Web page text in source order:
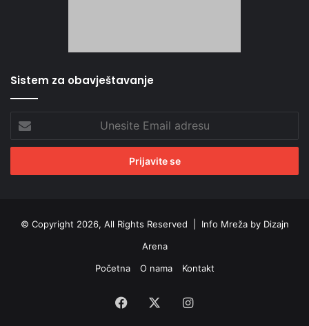
Sistem za obavještavanje
Unesite
Email
adresu
© Copyright 2026, All Rights Reserved | Info Mreža by Dizajn
Arena
Početna
O nama Kontakt
Facebook Instagram